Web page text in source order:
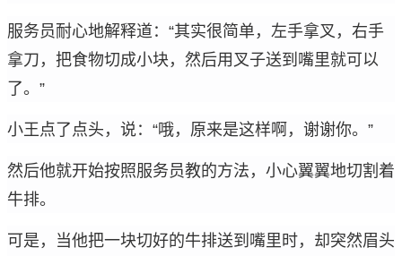
服务员耐心地解释道：“其实很简单，左手拿叉，右手
拿刀，把食物切成小块，然后用叉子送到嘴里就可以
了。”
小王点了点头，说：“哦，原来是这样啊，谢谢你。”
然后他就开始按照服务员教的方法，小心翼翼地切割着
牛排。
可是，当他把一块切好的牛排送到嘴里时，却突然眉头